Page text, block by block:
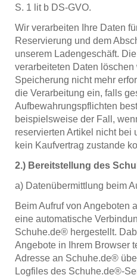
S. 1 lit b DS-GVO.
Wir verarbeiten Ihre Daten
Reservierung und dem
unserem Ladengeschäft.
verarbeiteten Daten löschen
Speicherung nicht mehr
die Verarbeitung ein, falls
Aufbewahrungspflichten
beispielsweise der Fall,
reservierten Artikel nicht bei
kein Kaufvertrag zustande
2.) Bereitstellung des
a) Datenübermittlung beim
Beim Aufruf von Angeboten
eine automatische
Schuhe.de® hergestellt.
Angebote in Ihrem Browser
Adresse an Schuhe.de®
Logfiles des Schuhe.de®-